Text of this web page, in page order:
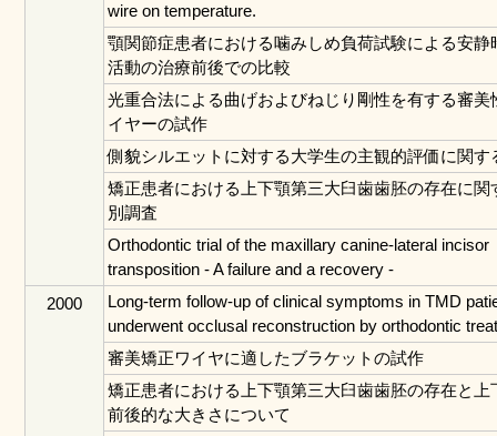
wire on temperature.
顎関節症患者における噛みしめ負荷試験による安静
活動の治療前後での比較
光重合法による曲げおよびねじり剛性を有する審美
イヤーの試作
側貌シルエットに対する大学生の主観的評価に関す
矯正患者における上下顎第三大臼歯歯胚の存在に関
別調査
Orthodontic trial of the maxillary canine-lateral incisor
transposition - A failure and a recovery -
2000
Long-term follow-up of clinical symptoms in TMD
underwent occlusal reconstruction by orthodontic
審美矯正ワイヤに適したブラケットの試作
矯正患者における上下顎第三大臼歯歯胚の存在と上
前後的な大きさについて